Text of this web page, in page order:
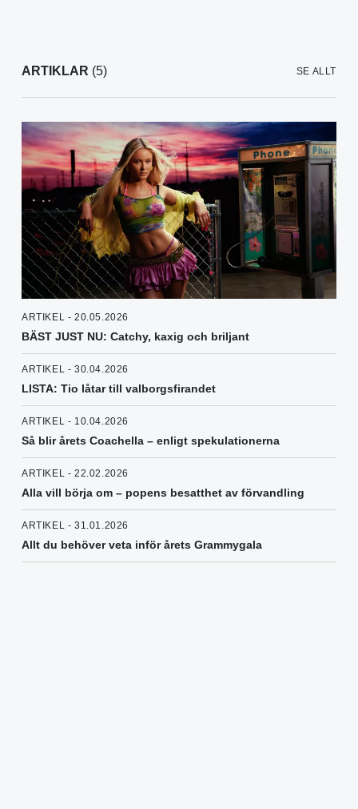
ARTIKLAR (5) SE ALLT
ARTIKEL - 20.05.2026
BÄST JUST NU: Catchy, kaxig och briljant
ARTIKEL - 30.04.2026
LISTA: Tio låtar till valborgsfirandet
ARTIKEL - 10.04.2026
Så blir årets Coachella – enligt spekulationerna
ARTIKEL - 22.02.2026
Alla vill börja om – popens besatthet av förvandling
ARTIKEL - 31.01.2026
Allt du behöver veta inför årets Grammygala